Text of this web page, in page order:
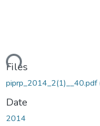
Files
piprp_2014_2(1)__40.pdf
Date
2014